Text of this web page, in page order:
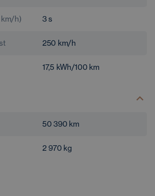
h) 3s
250 km/h
17,5 kWh/100 km
50 390 km
2 970 kg